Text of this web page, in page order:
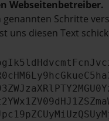
Webseitenbetreiber.
genannten Schritte
uns diesen Text